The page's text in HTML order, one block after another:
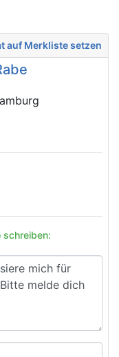
auf Merkliste setzen
schreiben: